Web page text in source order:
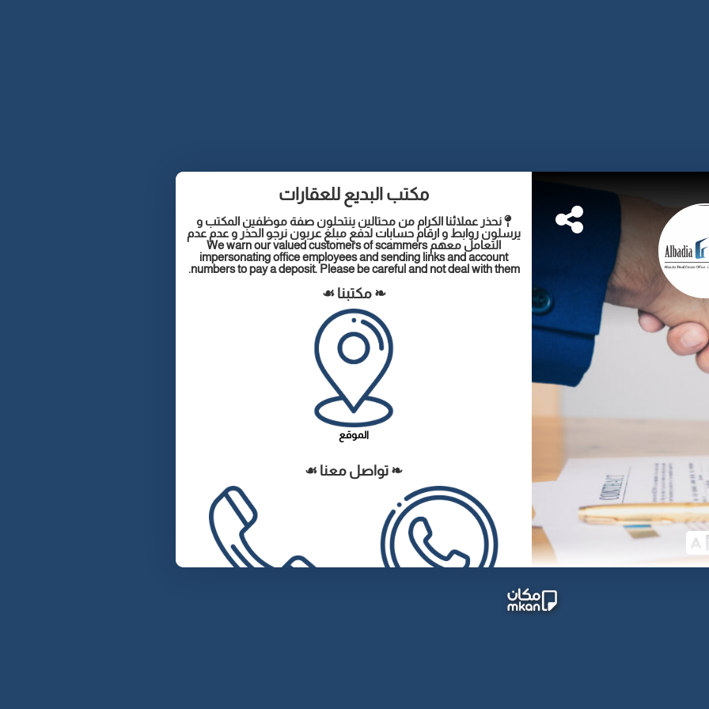
مكتب البديع للعقارات
نحذر عملائنا الكرام من محتالين ينتحلون صفة موظفين المكتب و
يرسلون روابط و ارقام حسابات لدفع مبلغ عربون نرجو الحذر و عدم عدم
التعامل معهم We warn our valued customers of scammers
impersonating office employees and sending links and account
numbers to pay a deposit. Please be careful and not deal with them.
❧ مكتبنا ☙
الموقع
❧ تواصل معنا ☙